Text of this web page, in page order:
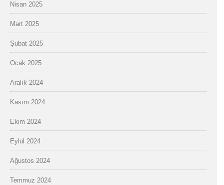
Nisan 2025
Mart 2025
Şubat 2025
Ocak 2025
Aralık 2024
Kasım 2024
Ekim 2024
Eylül 2024
Ağustos 2024
Temmuz 2024